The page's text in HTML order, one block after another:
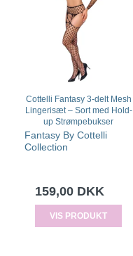
Cottelli Fantasy 3-delt Mesh
Lingerisæt – Sort med Hold-
up Strømpebukser
Fantasy By Cottelli
Collection
159,00 DKK
VIS PRODUKT